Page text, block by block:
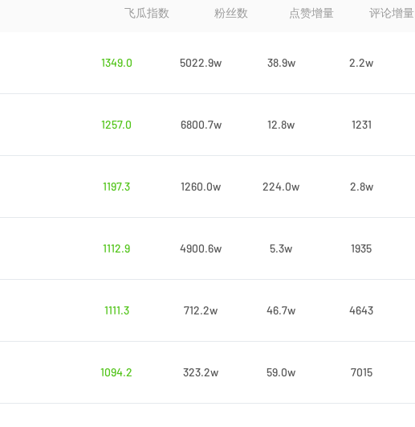
飞瓜指数 粉丝数 点赞增量 评论增量
1349.0
5022.9w 38.9w 2.2w
1257.0
6800.7w 12.8w 1231
1197.3
1260.0w 224.0w 2.8w
1112.9
4900.6w 5.3w 1935
1111.3
712.2w 46.7w 4643
1094.2
323.2w 59.0w 7015